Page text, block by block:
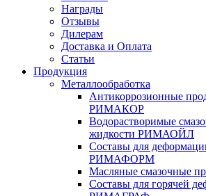
Награды
Отзывы
Дилерам
Доставка и Оплата
Статьи
Продукция
Металлообработка
Антикоррозионные
РИМАКОР
Водорастворимые
жидкости РИМАОЙЛ
Составы для
РИМАФОРМ
Масляные смазочные
Составы для горячей